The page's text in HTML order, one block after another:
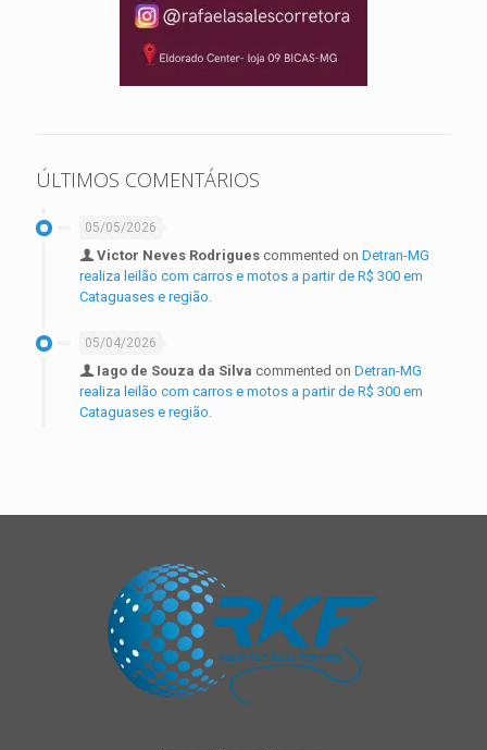
ÚLTIMOS COMENTÁRIOS
05/05/2026
Victor Neves Rodrigues commented on Detran-MG
realiza leilão com carros e motos a partir de R$ 300 em
Cataguases e região.
05/04/2026
Iago de Souza da Silva commented on Detran-MG
realiza leilão com carros e motos a partir de R$ 300 em
Cataguases e região.